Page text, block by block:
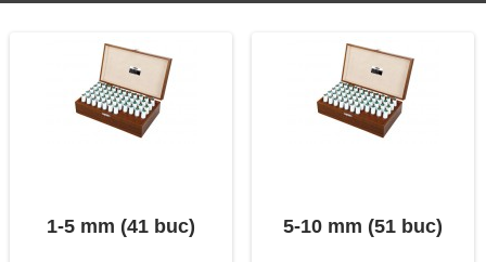
1-5 mm (41 buc) 5-10 mm (51 buc)